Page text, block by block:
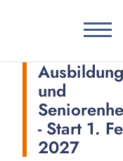
und
- Start 1.
2027